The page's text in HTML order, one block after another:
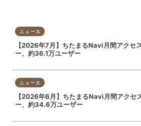
ニュース
【2026年7月】ちたまるNavi月間アクセ
ー、約36.1万ユーザー
ニュース
【2026年6月】ちたまるNavi月間アクセ
ー、約34.6万ユーザー